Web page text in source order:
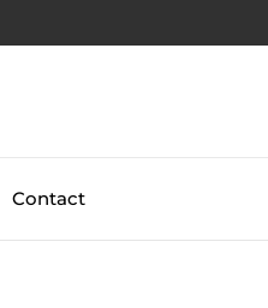
Contact